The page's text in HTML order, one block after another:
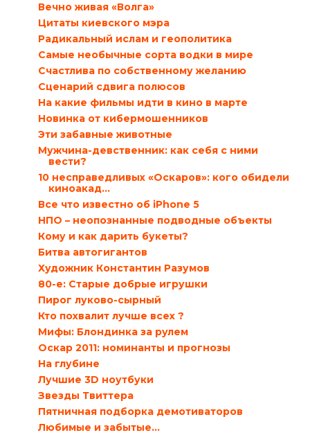
Вечно живая «Волга»
Цитаты киевского мэра
Радикальный ислам и геополитика
Самые необычные сорта водки в мире
Счастлива по собственному желанию
Сценарий сдвига полюсов
На какие фильмы идти в кино в марте
Новинка от кибермошенников
Эти забавные животные
Мужчина-девственник: как себя с ними
вести?
10 несправедливых «Оскаров»: кого обидели
киноакад...
Все что известно об iPhone 5
НПО – неопознанные подводные объекты
Кому и как дарить букеты?
Битва автогигантов
Художник Константин Разумов
80-е: Старые добрые игрушки
Пирог луково-сырный
Кто похвалит лучше всех ?
Мифы: Блондинка за рулем
Оскар 2011: номинанты и прогнозы
На глубине
Лучшие 3D ноутбуки
Звезды Твиттера
Пятничная подборка демотиваторов
Любимые и забытые…